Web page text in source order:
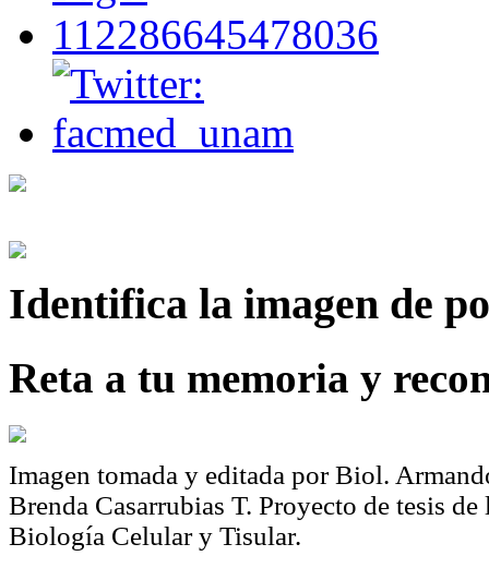
Identifica la imagen de
Reta a tu memoria y
Imagen tomada y editada por Biol.
Brenda Casarrubias T. Proyecto de tesis
Biología Celular y Tisular.